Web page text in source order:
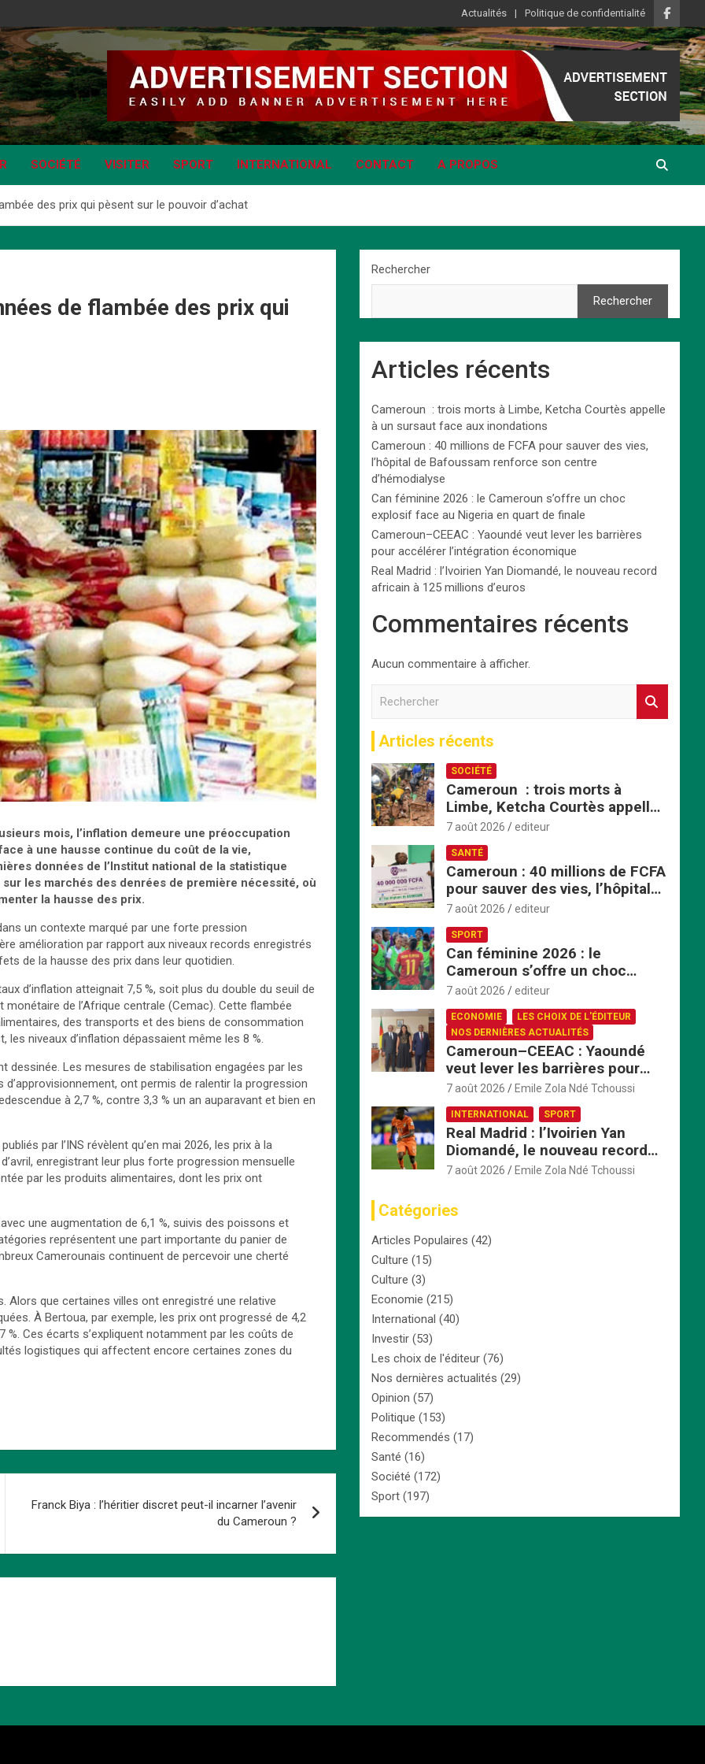
Actualités Politique de confidentialité
SOCIÉTÉ VISITER SPORT INTERNATIONAL CONTACT A PROPOS
des prix qui pèsent sur le pouvoir d’achat
de flambée des prix qui
mois, l’inflation demeure une préoccupation
à une hausse continue du coût de la vie,
données de l’Institut national de la statistique
les marchés des denrées de première nécessité, où
la hausse des prix.
un contexte marqué par une forte pression
amélioration par rapport aux niveaux records enregistrés
de la hausse des prix dans leur quotidien.
d’inflation atteignait 7,5 %, soit plus du double du seuil de
de l’Afrique centrale (Cemac). Cette flambée
des transports et des biens de consommation
les niveaux d’inflation dépassaient même les 8 %.
dessinée. Les mesures de stabilisation engagées par les
ont permis de ralentir la progression
à 2,7 %, contre 3,3 % un an auparavant et bien en
par l’INS révèlent qu’en mai 2026, les prix à la
enregistrant leur plus forte progression mensuelle
par les produits alimentaires, dont les prix ont
une augmentation de 6,1 %, suivis des poissons et
représentent une part importante du panier de
Camerounais continuent de percevoir une cherté
que certaines villes ont enregistré une relative
À Bertoua, par exemple, les prix ont progressé de 4,2
Ces écarts s’expliquent notamment par les coûts de
logistiques qui affectent encore certaines zones du
Franck Biya : l’héritier discret peut-il incarner l’avenir
du Cameroun ?
Rechercher
Rechercher
Articles récents
Cameroun : trois morts à Limbe, Ketcha Courtès appelle
à un sursaut face aux inondations
Cameroun : 40 millions de FCFA pour sauver des vies,
l’hôpital de Bafoussam renforce son centre
d’hémodialyse
Can féminine 2026 : le Cameroun s’offre un choc
explosif face au Nigeria en quart de finale
Cameroun–CEEAC : Yaoundé veut lever les barrières
pour accélérer l’intégration économique
Real Madrid : l’Ivoirien Yan Diomandé, le nouveau record
africain à 125 millions d’euros
Commentaires récents
Aucun commentaire à afficher.
r
c
h
e
Articles récents
SOCIÉTÉ
Cameroun : trois morts à
Limbe, Ketcha Courtès appelle
à un sursaut face aux
inondations
7 août 2026 editeur
SANTÉ
Cameroun : 40 millions de FCFA
pour sauver des vies, l’hôpital
de Bafoussam renforce son
centre d’hémodialyse
7 août 2026 editeur
SPORT
Can féminine 2026 : le
Cameroun s’offre un choc
explosif face au Nigeria en
quart de finale
7 août 2026 editeur
ECONOMIE
LES CHOIX DE L'ÉDITEUR
NOS DERNIÈRES ACTUALITÉS
Cameroun–CEEAC : Yaoundé
veut lever les barrières pour
accélérer l’intégration
économique
7 août 2026 Emile Zola Ndé Tchoussi
INTERNATIONAL SPORT
Real Madrid : l’Ivoirien Yan
Diomandé, le nouveau record
africain à 125 millions d’euros
7 août 2026 Emile Zola Ndé Tchoussi
Catégories
Articles Populaires (42)
Culture (15)
Culture (3)
Economie (215)
International (40)
Investir (53)
Les choix de l'éditeur (76)
Nos dernières actualités (29)
Opinion (57)
Politique (153)
Recommendés (17)
Santé (16)
Société (172)
Sport (197)